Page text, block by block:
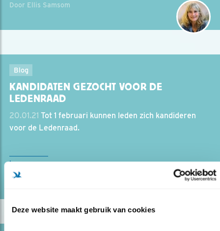
Deze website maakt gebruik van cookies
Door Ellis Samsom
Blog
KANDIDATEN GEZOCHT VOOR DE
LEDENRAAD
20.01.21 Tot 1 februari kunnen leden zich kandideren
voor de Ledenraad.
lees meer
Door Ellis Samsom